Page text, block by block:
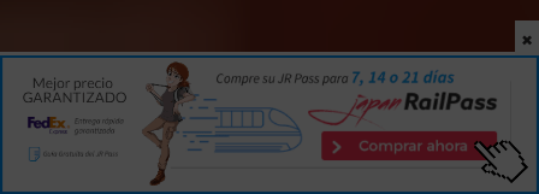
INICIO|GUÍA| JAPÓN
Por Isaac Martín
15 OCT 2017
7 min 21
×